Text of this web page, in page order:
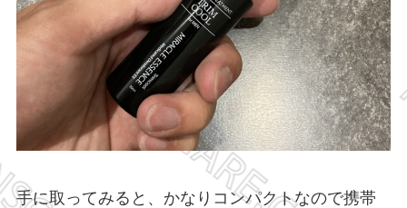
手に取ってみると、かなりコンパクトなので携帯